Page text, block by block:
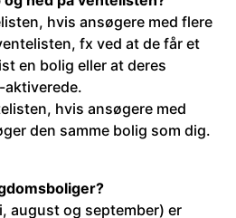
hvis ansøgere med flere
fx ved at de får et
en bolig eller at deres
hvis ansøgere med
den samme bolig som dig.
august og september) er